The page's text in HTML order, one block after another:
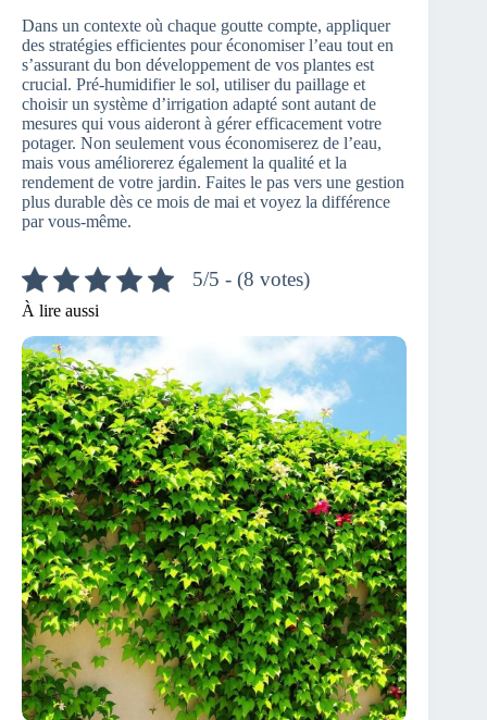
Dans un contexte où chaque goutte compte, appliquer
des stratégies efficientes pour économiser l’eau tout en
s’assurant du bon développement de vos plantes est
crucial. Pré-humidifier le sol, utiliser du paillage et
choisir un système d’irrigation adapté sont autant de
mesures qui vous aideront à gérer efficacement votre
potager. Non seulement vous économiserez de l’eau,
mais vous améliorerez également la qualité et la
rendement de votre jardin. Faites le pas vers une gestion
plus durable dès ce mois de mai et voyez la différence
par vous-même.
5/5 - (8 votes)
À lire aussi